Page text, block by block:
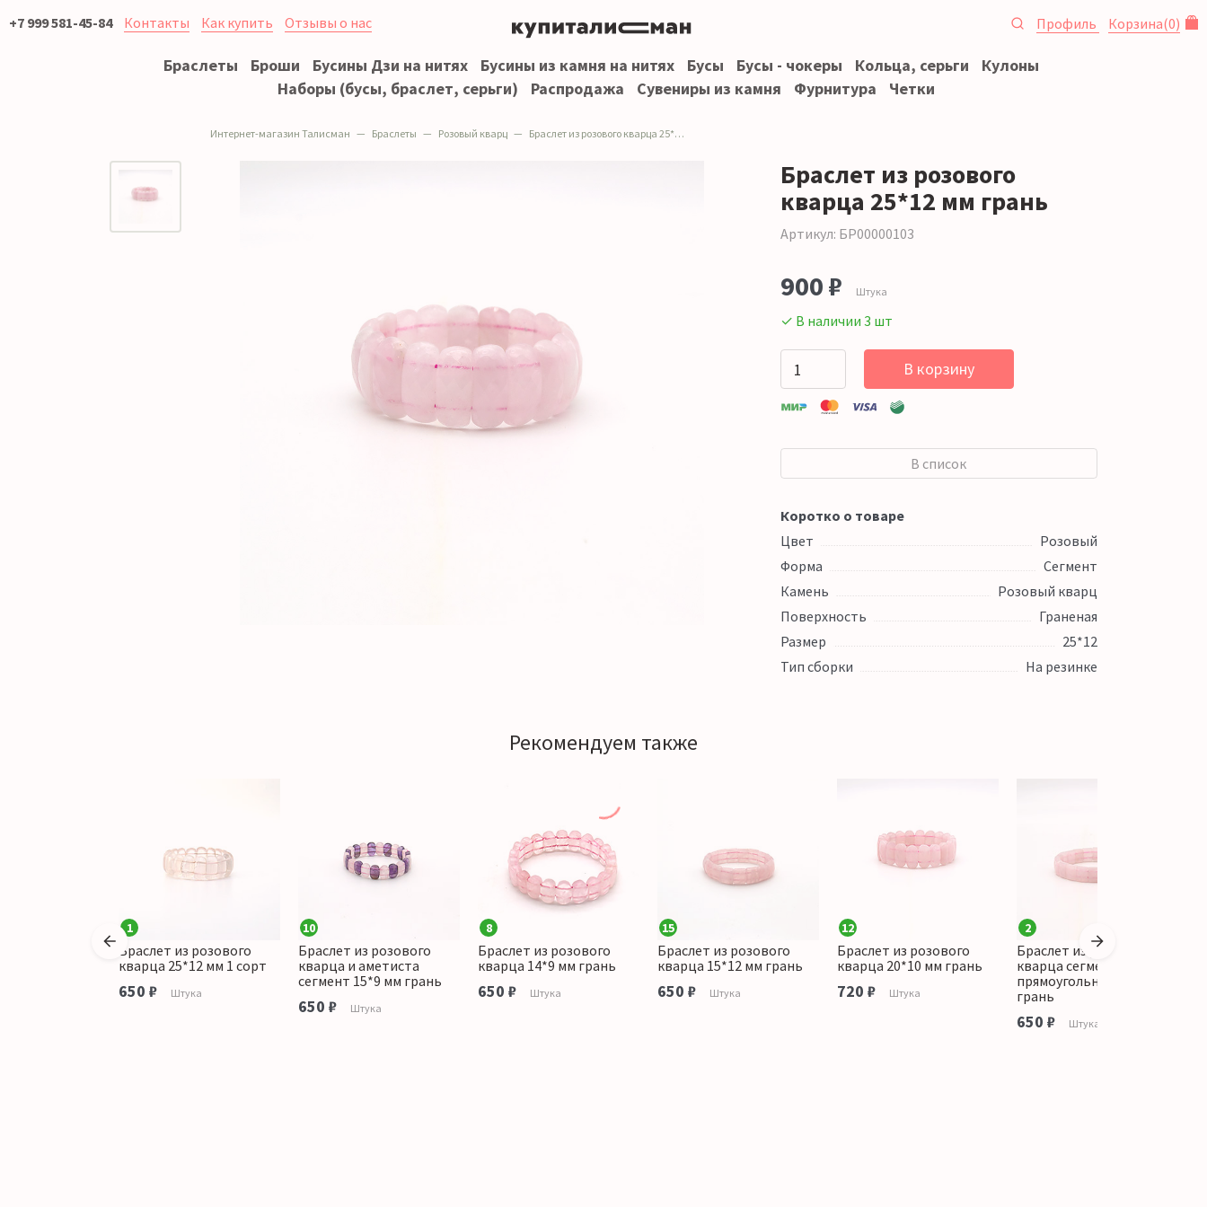
+7 999 581-45-84 Контакты Как купить Отзывы о нас Профиль Корзина(0)
Браслеты Броши Бусины Дзи на нитях Бусины из камня на нитях Бусы Бусы - чокеры Кольца, серьги
Кулоны
Наборы (бусы, браслет, серьги)
Распродажа Сувениры из камня Фурнитура Четки
Интернет-магазин Талисман Браслеты Розовый кварц Браслет из розового кварца 25*12 мм грань
Браслет из розового
кварца 25*12 мм грань
Артикул: БР00000103
900 ₽ Штука
✓ В наличии 3 шт
В корзину
В список
Коротко о товаре
Цвет
Розовый
Форма
Сегмент
Камень
Розовый кварц
Поверхность
Граненая
Размер
25*12
Тип сборки
На резинке
Рекомендуем также
1
Браслет из розового
кварца 25*12 мм 1 сорт
650 ₽ Штука
10
Браслет из розового
кварца и аметиста
сегмент 15*9 мм грань
650 ₽ Штука
8
Браслет из розового
кварца 14*9 мм грань
650 ₽ Штука
15
Браслет из розового
кварца 15*12 мм грань
650 ₽ Штука
12
Браслет из розового
кварца 20*10 мм грань
720 ₽ Штука
2
Браслет из розового
кварца сегмент
прямоугольный 14*9 мм
грань
650 ₽ Штука